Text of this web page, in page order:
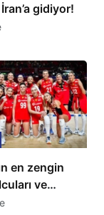
İran’a gidiyor!
en zengin
ve